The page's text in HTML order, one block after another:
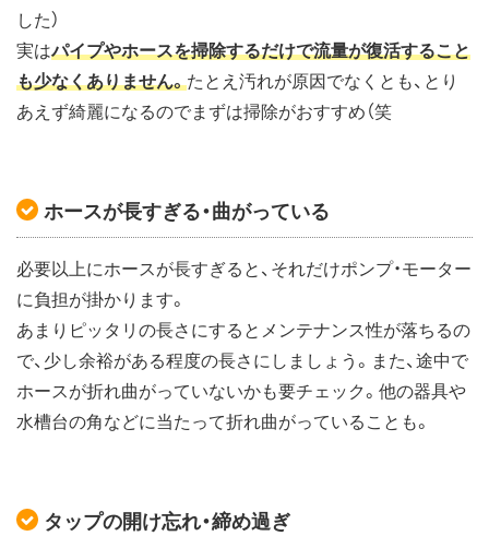
した）
実はパイプやホースを掃除するだけで流量が復活すること
も少なくありません。たとえ汚れが原因でなくとも、とり
あえず綺麗になるのでまずは掃除がおすすめ（笑
ホースが長すぎる・曲がっている
必要以上にホースが長すぎると、それだけポンプ・モーター
に負担が掛かります。
あまりピッタリの長さにするとメンテナンス性が落ちるの
で、少し余裕がある程度の長さにしましょう。また、途中で
ホースが折れ曲がっていないかも要チェック。他の器具や
水槽台の角などに当たって折れ曲がっていることも。
タップの開け忘れ・締め過ぎ